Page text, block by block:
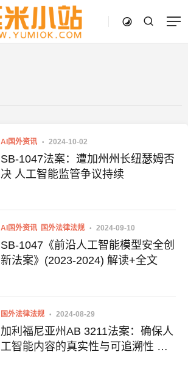
AI国外资讯 2024-10-02
SB-1047法案：遭加州州长纽瑟姆否
决 人工智能监管争议持续
AI国外资讯 国外法律法规 2024-09-10
SB-1047《前沿人工智能模型安全创
新法案》(2023-2024) 解读+全文
国外法律法规 2024-08-29
加利福尼亚州AB 3211法案：确保人
工智能内容的真实性与可追溯性 附